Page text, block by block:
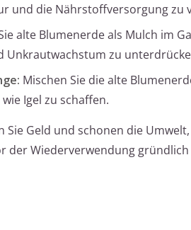
und die Nährstoffversorgung zu
alte Blumenerde als Mulch im
Unkrautwachstum zu
Mischen Sie die alte
Igel zu schaffen.
Geld und schonen die
der Wiederverwendung